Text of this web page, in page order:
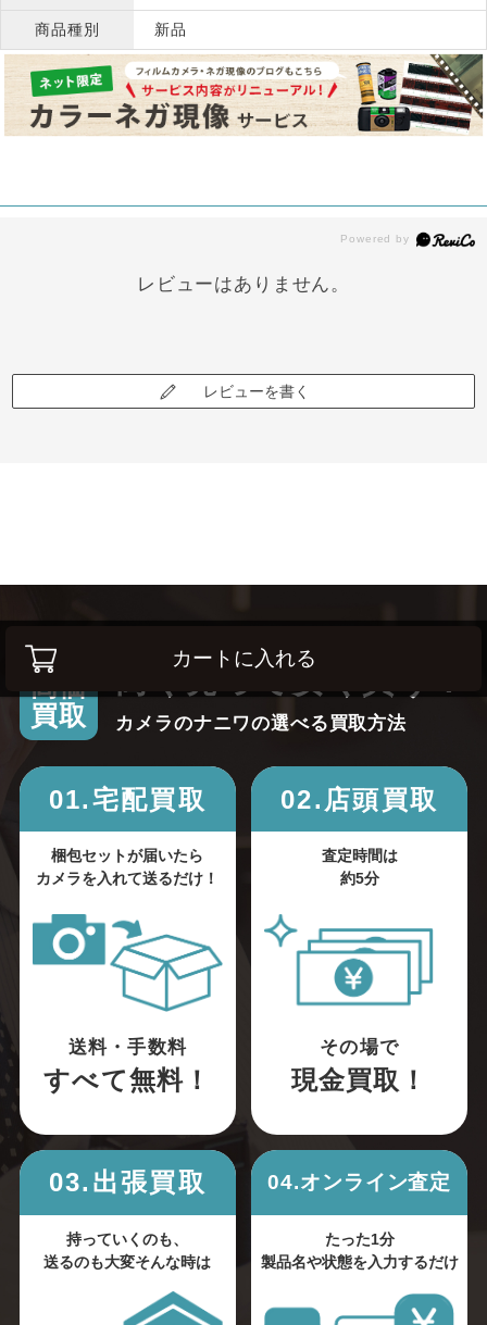
カートに入れる
商品種別 新品
レビューはありません。
レビューを書く
高価
買取
カメラのナニワの選べる買取方法
01.宅配買取
梱包セットが届いたら
カメラを入れて送るだけ！
送料・手数料
すべて無料！
02.店頭買取
査定時間は
約5分
その場で
現金買取！
03.出張買取
持っていくのも、
送るのも大変そんな時は
04.オンライン査定
たった1分
製品名や状態を入力するだけ